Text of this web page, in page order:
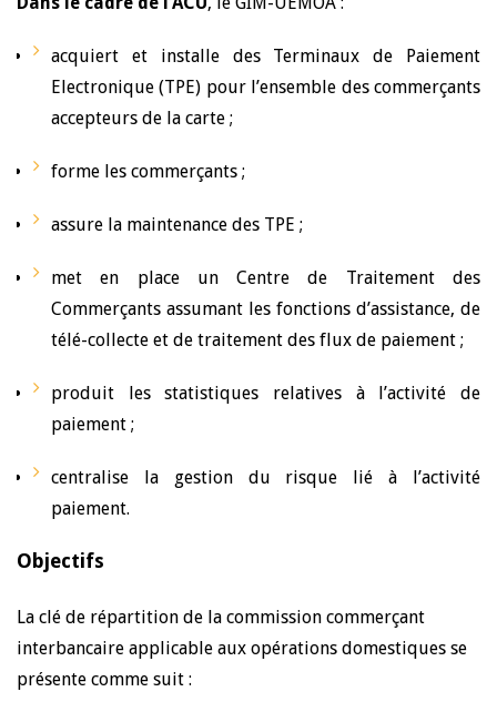
acquiert et installe des Terminaux de Paiement
Electronique (TPE) pour l’ensemble des commerçants
accepteurs de la carte ;
forme les commerçants ;
assure la maintenance des TPE ;
met en place un Centre de Traitement des
Commerçants assumant les fonctions d’assistance, de
télé-collecte et de traitement des flux de paiement ;
produit les statistiques relatives à l’activité de
paiement ;
centralise la gestion du risque lié à l’activité
paiement.
Objectifs
La clé de répartition de la commission commerçant
interbancaire applicable aux opérations domestiques se
présente comme suit :